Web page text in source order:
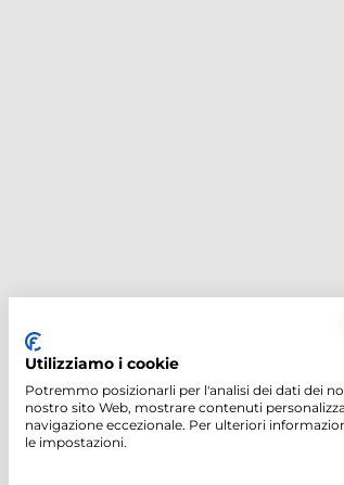
Utilizziamo i cookie
Potremmo posizionarli per l'analisi dei dati dei
nostro sito Web, mostrare contenuti
navigazione eccezionale. Per ulteriori
le impostazioni.